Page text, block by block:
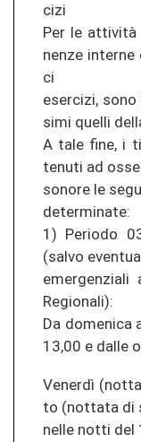
ci­zi
Per le
nen­ze
ci
eser­ci­zi,
si­mi quel­li
A tale fine, i
te­nu­ti ad
so­no­re le
de­ter­mi­na­te:
1) Pe­rio­do
(salvo
Re­gio­na­li):
Da do­me­ni­ca
13,00 e dalle
Venerdì
to (not­ta­ta di
nelle notti del